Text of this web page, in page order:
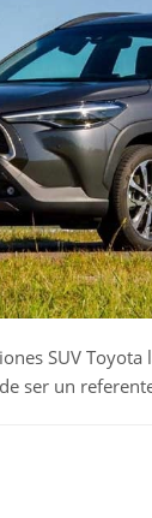
SUV
ser un